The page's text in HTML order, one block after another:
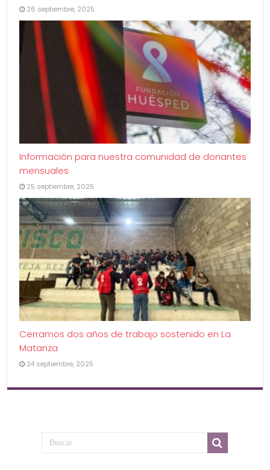
26 septiembre, 2025
Información para nuestra comunidad de donantes
mensuales
25 septiembre, 2025
Cerramos dos años de trabajo sostenido en La
Matanza
24 septiembre, 2025